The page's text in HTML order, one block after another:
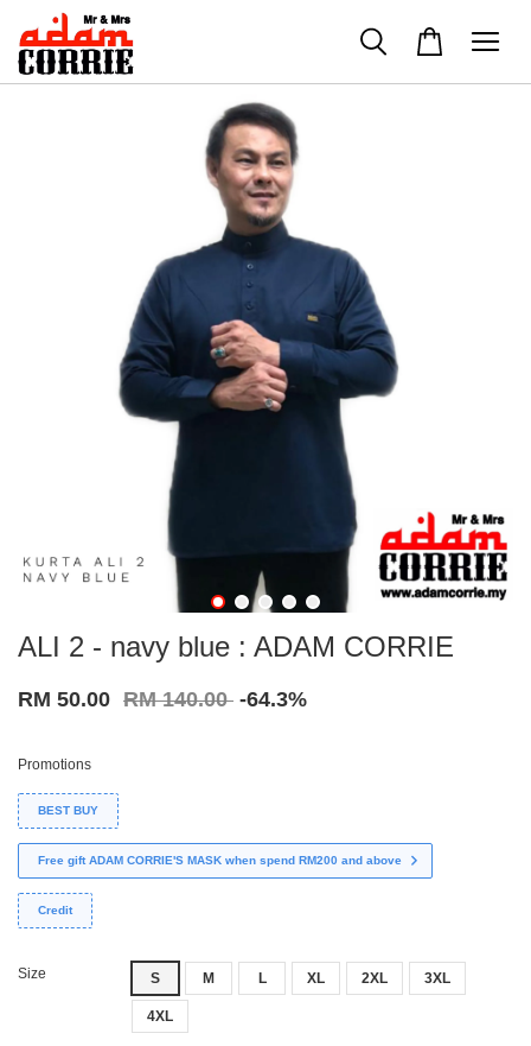
ALI 2 - navy blue : ADAM CORRIE
RM 50.00 RM 140.00 -64.3%
Promotions
BEST BUY
Free gift ADAM CORRIE'S MASK when spend RM200 and above
Credit
Size S M L XL 2XL 3XL
4XL